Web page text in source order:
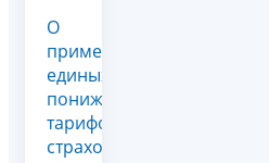
О
применении
единых
пониженных
тарифов
страховых